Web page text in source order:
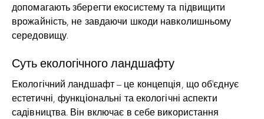
допомагають зберегти екосистему та підвищити
врожайність, не завдаючи шкоди навколишньому
середовищу.
Суть екологічного ландшафту
Екологічний ландшафт – це концепція, що об’єднує
естетичні, функціональні та екологічні аспекти
садівництва. Він включає в себе використання